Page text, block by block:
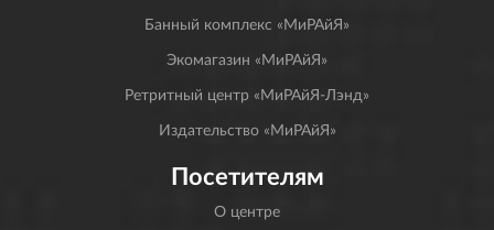
Банный комплекс «МиРАйЯ»
Экомагазин «МиРАйЯ»
Ретритный центр «МиРАйЯ-Лэнд»
Издательство «МиРАйЯ»
Посетителям
О центре